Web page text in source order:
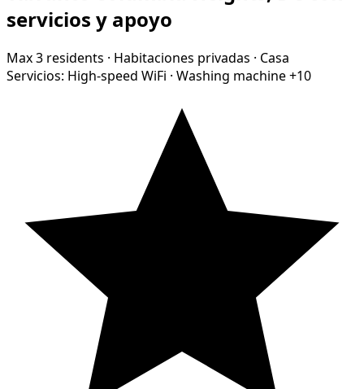
servicios y apoyo
Max 3 residents · Habitaciones privadas · Casa
Servicios: High-speed WiFi · Washing machine+10